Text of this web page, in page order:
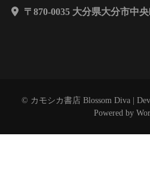
〒870-0035 大分県大分市中
©︎ カモシカ書店 Blossom Diva |
Powered by